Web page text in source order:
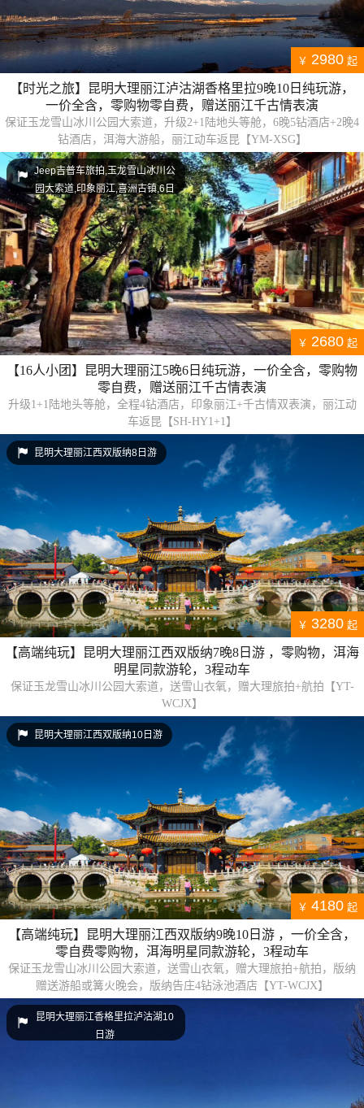
￥ 2980 起
【时光之旅】昆明大理丽江泸沽湖香格里拉9晚10日纯玩游，
一价全含，零购物零自费，赠送丽江千古情表演
保证玉龙雪山冰川公园大索道，升级2+1陆地头等舱，6晚5钻酒店+2晚4
钻酒店，洱海大游船，丽江动车返昆【YM-XSG】
Jeep吉普车旅拍,玉龙雪山冰川公
园大索道,印象丽江,喜洲古镇,6日
游
￥ 2680 起
【16人小团】昆明大理丽江5晚6日纯玩游，一价全含，零购物
零自费，赠送丽江千古情表演
升级1+1陆地头等舱，全程4钻酒店，印象丽江+千古情双表演，丽江动
车返昆【SH-HY1+1】
昆明大理丽江西双版纳8日游
￥ 3280 起
【高端纯玩】昆明大理丽江西双版纳7晚8日游 ，零购物，洱海
明星同款游轮，3程动车
保证玉龙雪山冰川公园大索道，送雪山衣氧，赠大理旅拍+航拍【YT-
WCJX】
昆明大理丽江西双版纳10日游
￥ 4180 起
【高端纯玩】昆明大理丽江西双版纳9晚10日游 ，一价全含，
零自费零购物，洱海明星同款游轮，3程动车
保证玉龙雪山冰川公园大索道，送雪山衣氧，赠大理旅拍+航拍，版纳
赠送游船或篝火晚会，版纳告庄4钻泳池酒店【YT-WCJX】
昆明大理丽江香格里拉泸沽湖10
日游